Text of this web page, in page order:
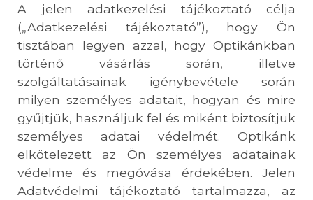
A jelen adatkezelési tájékoztató célja
(„Adatkezelési tájékoztató”), hogy Ön
tisztában legyen azzal, hogy Optikánkban
történő vásárlás során, illetve
szolgáltatásainak igénybevétele során
milyen személyes adatait, hogyan és mire
gyűjtjük, használjuk fel és miként biztosítjuk
személyes adatai védelmét. Optikánk
elkötelezett az Ön személyes adatainak
védelme és megóvása érdekében. Jelen
Adatvédelmi tájékoztató tartalmazza, az